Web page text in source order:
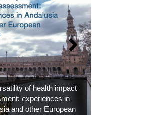
of health impact
experiences in
and other European